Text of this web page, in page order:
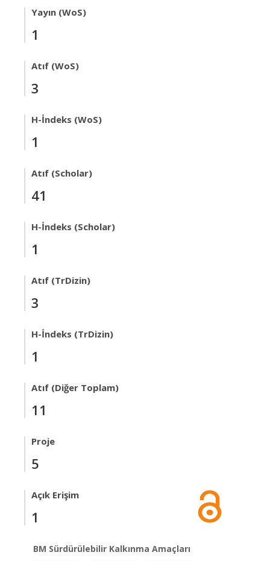
Yayın (WoS)
1
Atıf (WoS)
3
H-İndeks (WoS)
1
Atıf (Scholar)
41
H-İndeks (Scholar)
1
Atıf (TrDizin)
3
H-İndeks (TrDizin)
1
Atıf (Diğer Toplam)
11
Proje
5
Açık Erişim
1
BM Sürdürülebilir Kalkınma Amaçları